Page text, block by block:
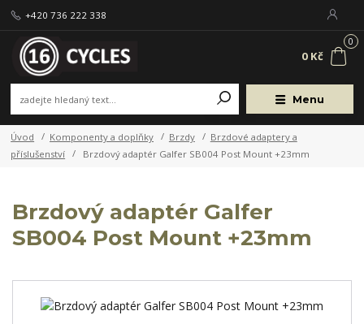
Menu
+420 736 222 338
0
0 Kč
Úvod Komponenty a doplňky Brzdy
Brzdové adaptery a
příslušenství
Brzdový adaptér Galfer SB004 Post Mount +23mm
Brzdový adaptér Galfer
SB004 Post Mount +23mm